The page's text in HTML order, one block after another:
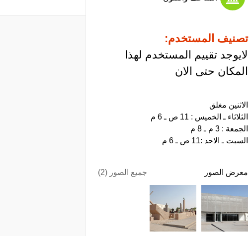
تصنيف المستخدم:
لايوجد تقييم المستخدم لهذا
المكان حتى الان
السبت ـ الاحد :11 ص ـ 6 م
معرض الصور جميع الصور (2)